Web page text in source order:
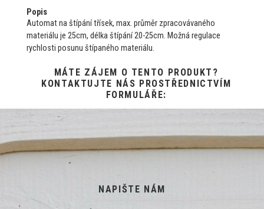
Popis
Automat na štípání třísek, max. průměr zpracovávaného
materiálu je 25cm, délka štípání 20-25cm. Možná regulace
rychlosti posunu štípaného materiálu.
MÁTE ZÁJEM O TENTO PRODUKT?
KONTAKTUJTE NÁS PROSTŘEDNICTVÍM
FORMULÁŘE:
NAPIŠTE NÁM